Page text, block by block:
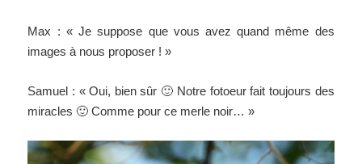
Max : « Je suppose que vous avez quand même des
images à nous proposer ! »
Samuel : « Oui, bien sûr 🙂 Notre fotoeur fait toujours des
miracles 🙂 Comme pour ce merle noir… »